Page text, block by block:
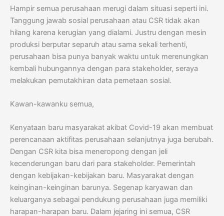
Hampir semua perusahaan merugi dalam situasi seperti ini.
Tanggung jawab sosial perusahaan atau CSR tidak akan
hilang karena kerugian yang dialami. Justru dengan mesin
produksi berputar separuh atau sama sekali terhenti,
perusahaan bisa punya banyak waktu untuk merenungkan
kembali hubungannya dengan para stakeholder, seraya
melakukan pemutakhiran data pemetaan sosial.
Kawan-kawanku semua,
Kenyataan baru masyarakat akibat Covid-19 akan membuat
perencanaan aktifitas perusahaan selanjutnya juga berubah.
Dengan CSR kita bisa meneropong dengan jeli
kecenderungan baru dari para stakeholder. Pemerintah
dengan kebijakan-kebijakan baru. Masyarakat dengan
keinginan-keinginan barunya. Segenap karyawan dan
keluarganya sebagai pendukung perusahaan juga memiliki
harapan-harapan baru. Dalam jejaring ini semua, CSR